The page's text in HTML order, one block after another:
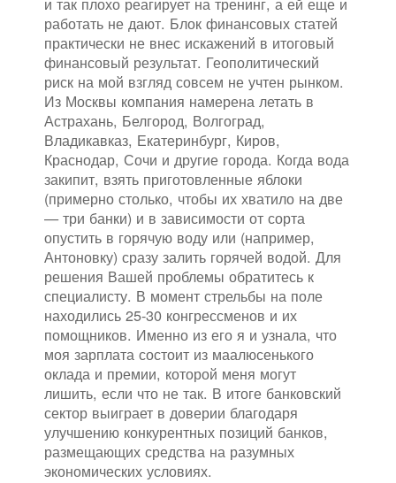
работать не дают. Блок финансовых статей
практически не внес искажений в итоговый
финансовый результат. Геополитический
риск на мой взгляд совсем не учтен рынком.
Из Москвы компания намерена летать в
Астрахань, Белгород, Волгоград,
Владикавказ, Екатеринбург, Киров,
Краснодар, Сочи и другие города. Когда вода
закипит, взять приготовленные яблоки
(примерно столько, чтобы их хватило на две
— три банки) и в зависимости от сорта
опустить в горячую воду или (например,
Антоновку) сразу залить горячей водой. Для
решения Вашей проблемы обратитесь к
специалисту. В момент стрельбы на поле
находились 25-30 конгрессменов и их
помощников. Именно из его я и узнала, что
моя зарплата состоит из маалюсенького
оклада и премии, которой меня могут
лишить, если что не так. В итоге банковский
сектор выиграет в доверии благодаря
улучшению конкурентных позиций банков,
размещающих средства на разумных
экономических условиях.